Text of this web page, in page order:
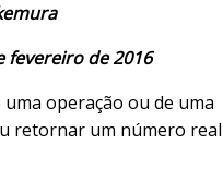
fevereiro de 2016
operação ou de uma
retornar um número real